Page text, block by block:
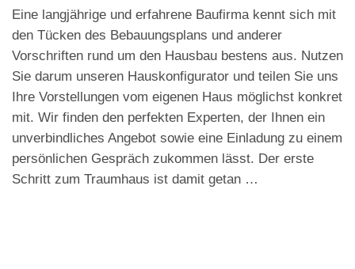
Eine langjährige und erfahrene Baufirma kennt sich mit
den Tücken des Bebauungsplans und anderer
Vorschriften rund um den Hausbau bestens aus. Nutzen
Sie darum unseren Hauskonfigurator und teilen Sie uns
Ihre Vorstellungen vom eigenen Haus möglichst konkret
mit. Wir finden den perfekten Experten, der Ihnen ein
unverbindliches Angebot sowie eine Einladung zu einem
persönlichen Gespräch zukommen lässt. Der erste
Schritt zum Traumhaus ist damit getan …